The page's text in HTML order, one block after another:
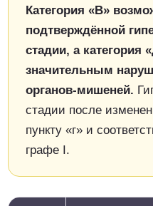
Категория «В»
подтверждённой
стадии, а категория
значительным
органов-мишеней.
стадии после
пункту «г» и
графе I.